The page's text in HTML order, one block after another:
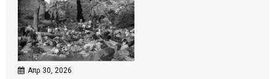
Απρ 30, 2026